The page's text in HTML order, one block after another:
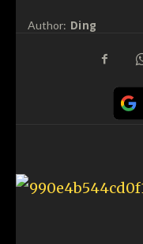
Author: Ding